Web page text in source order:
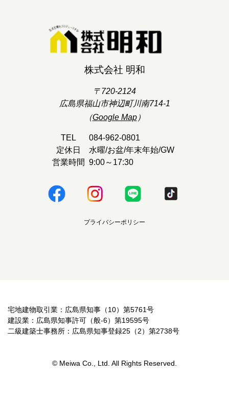
株式会社 明和
〒720-2124
広島県福山市神辺町川南714-1
（Google Map）
TEL
084-962-0801
定休日
水曜/お盆/年末年始/GW
営業時間 9:00～17:30
プライバシーポリシー
宅地建物取引業：広島県知事（10）第5761号
建設業：広島県知事許可（般-6）第19595号
二級建築士事務所：広島県知事登録25（2）第2738号
© Meiwa Co., Ltd. All Rights Reserved.